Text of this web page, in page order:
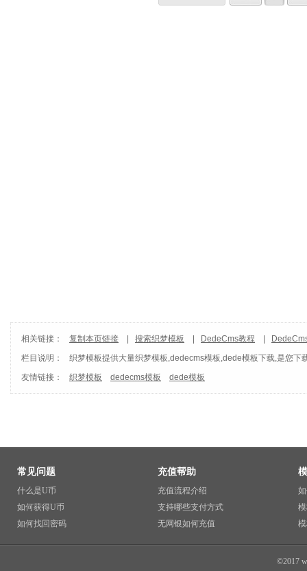
相关链接： 复制本页链接 搜索织梦模板 DedeCms教程
栏目说明：
织梦模板提供大量织梦模板,dedecms模板,dede模板下载,是您
友情链接：
织梦模板 dedecms模板 dede模板
常见问题
什么是U币
如何获得U币
如何找回密码
充值帮助
充值流程介绍
支持哪些支付方式
无网银如何充值
©2017